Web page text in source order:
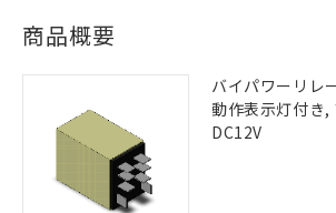
商品概要
バイパワーリレ
動作表示灯付き
DC12V